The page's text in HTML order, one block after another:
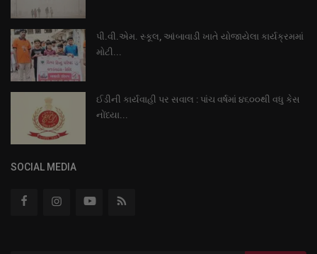
પી.વી.એમ. સ્કૂલ, આંબાવાડી ખાતે યોજાયેલા કાર્યક્રમમાં
મોટી...
ઈડીની કાર્યવાહી પર સવાલ : પાંચ વર્ષમાં ૪૬૦૦થી વધુ કેસ
નોંધ્યા...
SOCIAL MEDIA